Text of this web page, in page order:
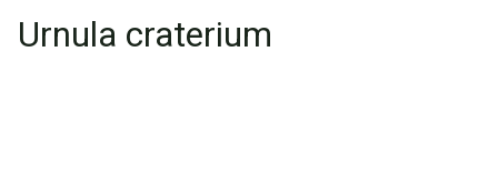
Urnula craterium